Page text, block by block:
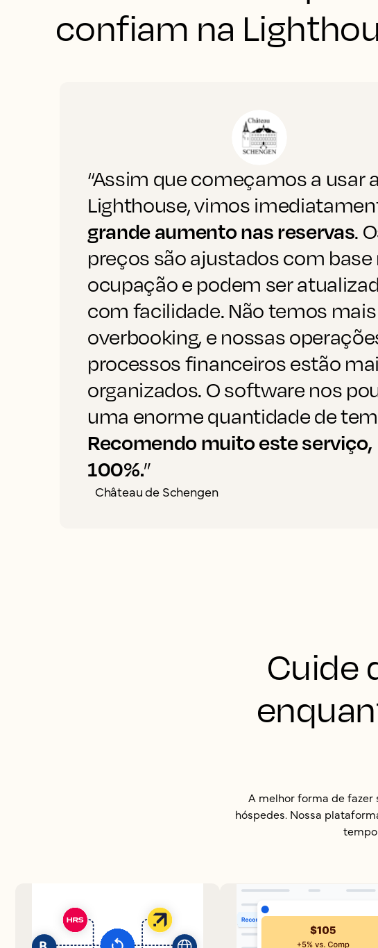
confiam na
“Assim que começamos a usar a
Lighthouse, vimos
grande aumento nas reservas.
preços são ajustados com base
ocupação e podem ser
com facilidade. Não temos mais
overbooking, e nossas
processos financeiros estão
organizados. O software nos
uma enorme quantidade de
Recomendo muito este serviço,
100%.”
Château de Schengen
Cuide
A melhor forma de fazer
hóspedes. Nossa